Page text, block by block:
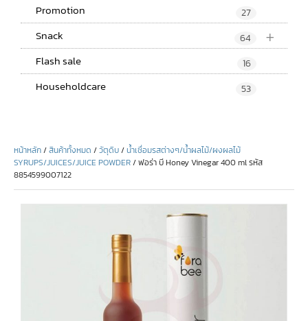
Promotion 27
+
Snack 64
Flash sale 16
Householdcare 53
หน้าหลัก/สินค้าทั้งหมด /วัตุดิบ/น้ำเชื่อมรสต่างๆ/น้ำผลไม้/ผงผลไม้
SYRUPS/JUICES/JUICE POWDER/ ฟอร่า บี Honey Vinegar 400 ml รหัส
8854599007122